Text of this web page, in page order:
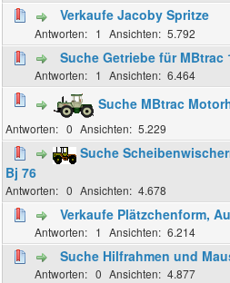
Verkaufe Jacoby Spritze
1 5.792
Suche Getriebe für MBtrac
1 6.464
Suche MBtrac
0 5.229
Suche
Bj 76
0 4.678
Verkaufe Plätzchenform,
1 6.214
Suche Hilfrahmen und
0 4.877